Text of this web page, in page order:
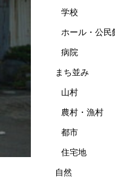
学校
ホール・公民
病院
まち並み
山村
農村・漁村
都市
住宅地
自然